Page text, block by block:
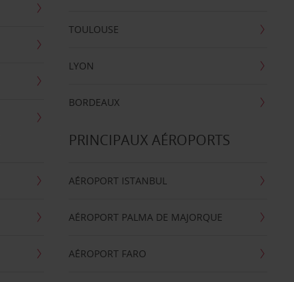
TOULOUSE
LYON
BORDEAUX
PRINCIPAUX AÉROPORTS
AÉROPORT ISTANBUL
AÉROPORT PALMA DE MAJORQUE
AÉROPORT FARO